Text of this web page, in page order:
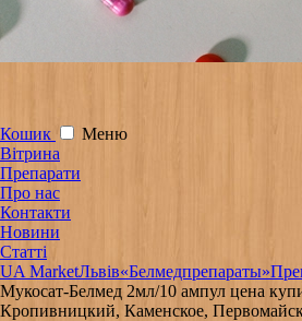
Кошик
Меню
Вітрина
Препарати
Про нас
Контакти
Новини
Статті
UA MarketЛьвів«Белмедпрепараты»
Мукосат-Белмед 2мл/10 ампул цена
Кропивницкий, Каменское,